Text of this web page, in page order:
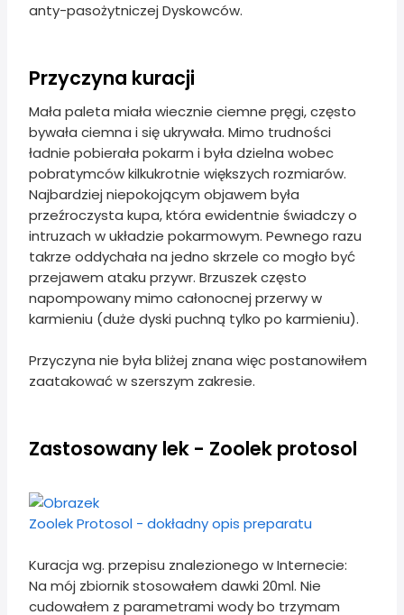
anty-pasożytniczej Dyskowców.
Przyczyna kuracji
Mała paleta miała wiecznie ciemne pręgi, często
bywała ciemna i się ukrywała. Mimo trudności
ładnie pobierała pokarm i była dzielna wobec
pobratymców kilkukrotnie większych rozmiarów.
Najbardziej niepokojącym objawem była
przeźroczysta kupa, która ewidentnie świadczy o
intruzach w układzie pokarmowym. Pewnego razu
takrze oddychała na jedno skrzele co mogło być
przejawem ataku przywr. Brzuszek często
napompowany mimo całonocnej przerwy w
karmieniu (duże dyski puchną tylko po karmieniu).
Przyczyna nie była bliżej znana więc postanowiłem
zaatakować w szerszym zakresie.
Zastosowany lek - Zoolek protosol
Zoolek Protosol - dokładny opis preparatu
Kuracja wg. przepisu znalezionego w Internecie:
Na mój zbiornik stosowałem dawki 20ml. Nie
cudowałem z parametrami wody bo trzymam